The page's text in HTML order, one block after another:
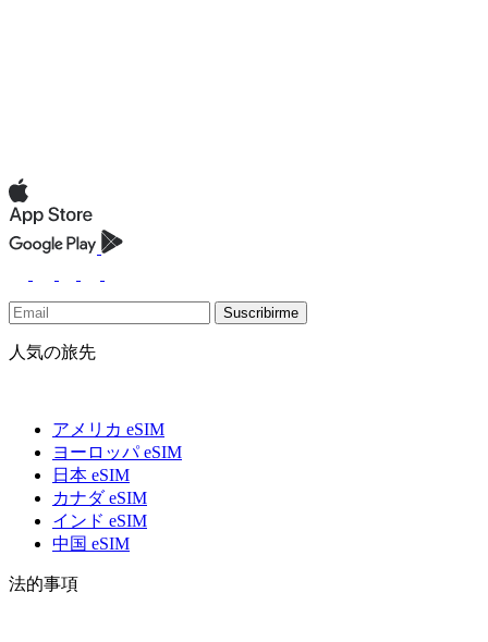
Suscribirme
人気の旅先
アメリカ eSIM
ヨーロッパ eSIM
日本 eSIM
カナダ eSIM
インド eSIM
中国 eSIM
法的事項